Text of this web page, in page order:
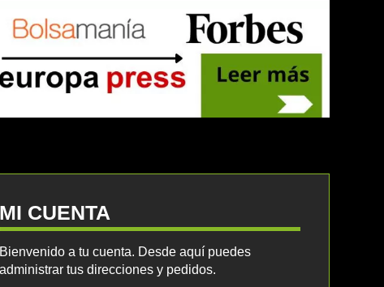
MI CUENTA
Bienvenido a tu cuenta. Desde aquí puedes
administrar tus direcciones y pedidos.